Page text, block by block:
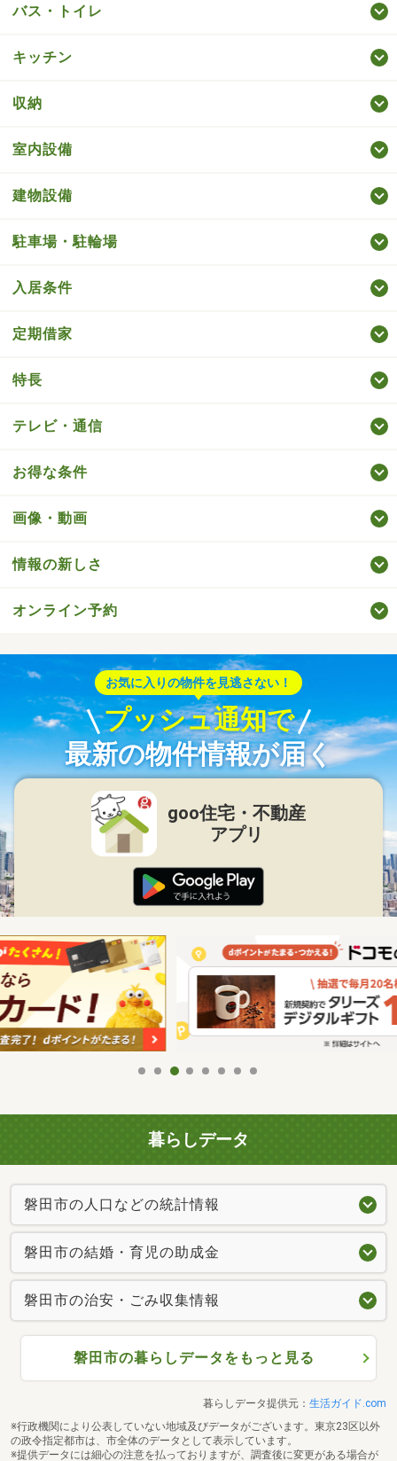
バス・トイレ
キッチン
収納
室内設備
建物設備
駐車場・駐輪場
入居条件
定期借家
特長
テレビ・通信
お得な条件
画像・動画
情報の新しさ
オンライン予約
お気に入りの物件を見逃さない！
プッシュ通知で
最新の物件情報が届く
goo住宅・不動産
アプリ
暮らしデータ
磐田市の人口などの統計情報
磐田市の結婚・育児の助成金
磐田市の治安・ごみ収集情報
磐田市の暮らしデータをもっと見る
暮らしデータ提供元： 生活ガイド.com
※行政機関により公表していない地域及びデータがございます。東京23区以外
の政令指定都市は、市全体のデータとして表示しています。
※提供データには細心の注意を払っておりますが、調査後に変更がある場合が